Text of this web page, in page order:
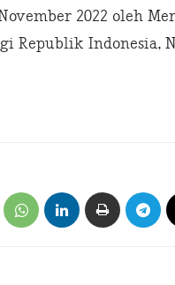
2022 oleh
Republik Indonesia,